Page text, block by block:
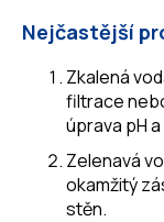
Nejčastější
Zkalená
filtrace
úprava pH
Zelenavá
okamžitý
stěn.